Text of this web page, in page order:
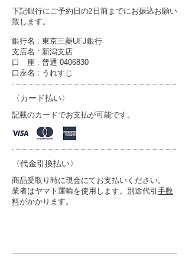
下記銀行にご予約日の2日前までにお振込お願い
致します。
​銀行名 : 東京三菱UFJ銀行
支店名 : 新潟支店
口 座 : 普通 0406830
口座名 : うれすじ
〈カード払い〉
記載のカードでお支払が可能です。
〈代金引換払い〉
商品受取り時に現金にてお支払いください。
業者はヤマト運輸を使用します。別途代引 手数
料がかかります。